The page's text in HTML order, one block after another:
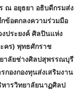
ณ อยุธยา อธิบดีกรมส่ง
ข้อตกลงความร่วมมือ
ประยงค์ ศิลปินแห่ง
คร) พุทธศักราช
ลัยช่างศิลปสุพรรณบุรี
กองกองทุนส่งเสริมงาน
ารวิทยาลัยนาฏศิลป